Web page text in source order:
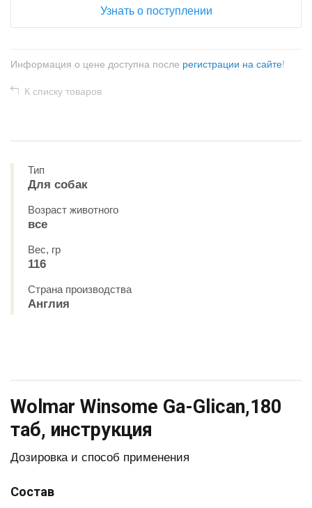
Узнать о поступлении
Информация о цене доступна после регистрации на сайте!
К списку товаров
Тип
Для собак
Возраст животного
все
Вес, гр
116
Страна производства
Англия
Wolmar Winsome Ga-Glican,180
таб, инструкция
Дозировка и способ применения
Состав